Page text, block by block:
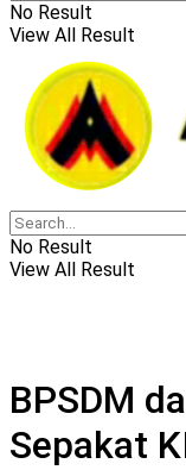
No Result
View All Result
No Result
View All Result
BPSDM
Sepakat